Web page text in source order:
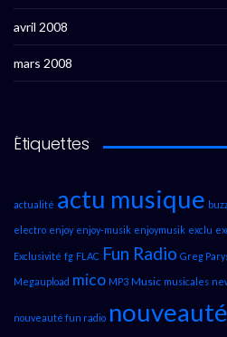
avril 2008
mars 2008
Étiquettes
actualité actu musique
electro enjoy enjoy-musik enjoymusik exclu
Exclusivité fg FLAC Fun Radio Greg
Megaupload mico MP3 Music musicales
nouveauté fun radio